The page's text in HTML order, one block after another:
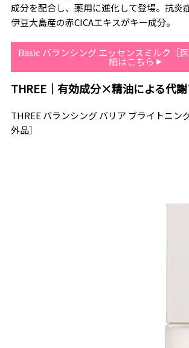
成分を配合し、薬用に進化して登場。抗炎
伊豆大島産の赤CICAエキスがキー成分。
Basic バランシング エッセンスミルク［
細はこちら
THREE｜有効成分×精油による代
THREE バランシング バリア ブライトニン
外品］